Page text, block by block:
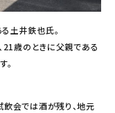
土井鉄也氏。
21歳のときに父親である
。
飲会では酒が残り、地元